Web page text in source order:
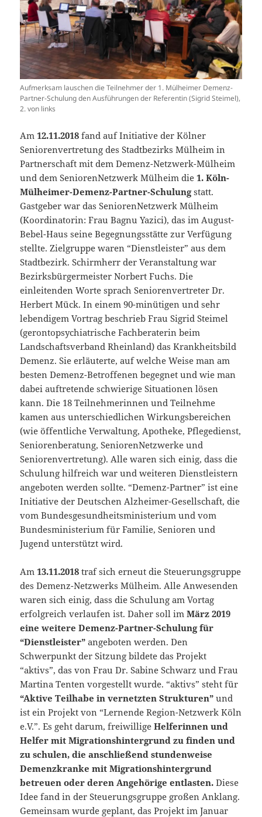
Aufmerksam lauschen die Teilnehmer der 1. Mülheimer Demenz-
Partner-Schulung den Ausführungen der Referentin (Sigrid Steimel),
2. von links
Am12.11.2018 fand auf Initiative der Kölner
Seniorenvertretung des Stadtbezirks Mülheim in
Partnerschaft mit dem Demenz-Netzwerk-Mülheim
und dem SeniorenNetzwerk Mülheim die1. Köln-
Mülheimer-Demenz-Partner-Schulungstatt.
Gastgeber war das SeniorenNetzwerk Mülheim
(Koordinatorin: Frau Bagnu Yazici), das im August-
Bebel-Haus seine Begegnungsstätte zur Verfügung
stellte. Zielgruppe waren “Dienstleister” aus dem
Stadtbezirk. Schirmherr der Veranstaltung war
Bezirksbürgermeister Norbert Fuchs. Die
einleitenden Worte sprach Seniorenvertreter Dr.
Herbert Mück. In einem 90-minütigen und sehr
lebendigem Vortrag beschrieb Frau Sigrid Steimel
(gerontopsychiatrische Fachberaterin beim
Landschaftsverband Rheinland) das Krankheitsbild
Demenz. Sie erläuterte, auf welche Weise man am
besten Demenz-Betroffenen begegnet und wie man
dabei auftretende schwierige Situationen lösen
kann. Die 18 Teilnehmerinnen und Teilnehme
kamen aus unterschiedlichen Wirkungsbereichen
(wie öffentliche Verwaltung, Apotheke, Pflegedienst,
Seniorenberatung, SeniorenNetzwerke und
Seniorenvertretung). Alle waren sich einig, dass die
Schulung hilfreich war und weiteren Dienstleistern
angeboten werden sollte. “Demenz-Partner” ist eine
Initiative der Deutschen Alzheimer-Gesellschaft, die
vom Bundesgesundheitsministerium und vom
Bundesministerium für Familie, Senioren und
Jugend unterstützt wird.
Am13.11.2018 traf sich erneut die Steuerungsgruppe
des Demenz-Netzwerks Mülheim. Alle Anwesenden
waren sich einig, dass die Schulung am Vortag
erfolgreich verlaufen ist. Daher soll imMärz 2019
eine weitere Demenz-Partner-Schulung für
“Dienstleister” angeboten werden. Den
Schwerpunkt der Sitzung bildete das Projekt
“aktivs”, das von Frau Dr. Sabine Schwarz und Frau
Martina Tenten vorgestellt wurde. “aktivs” steht für
“Aktive Teilhabe in vernetzten Strukturen” und
ist ein Projekt von “Lernende Region-Netzwerk Köln
e.V.”. Es geht darum, freiwilligeHelferinnen und
Helfer mit Migrationshintergrund zu finden und
zu schulen, die anschließend stundenweise
Demenzkranke mit Migrationshintergrund
betreuen oder deren Angehörige entlasten. Diese
Idee fand in der Steuerungsgruppe großen Anklang.
Gemeinsam wurde geplant, das Projekt im Januar